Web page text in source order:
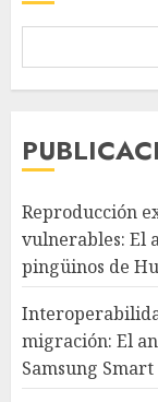
Reproducción
vulnerables: El
pingüinos de
migración: El
Samsung